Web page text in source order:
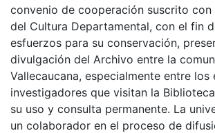
convenio de cooperación suscrito con
del Cultura Departamental, con el fin
esfuerzos para su conservación,
divulgación del Archivo entre la
Vallecaucana, especialmente entre los
investigadores que visitan la
su uso y consulta permanente. La
un colaborador en el proceso de